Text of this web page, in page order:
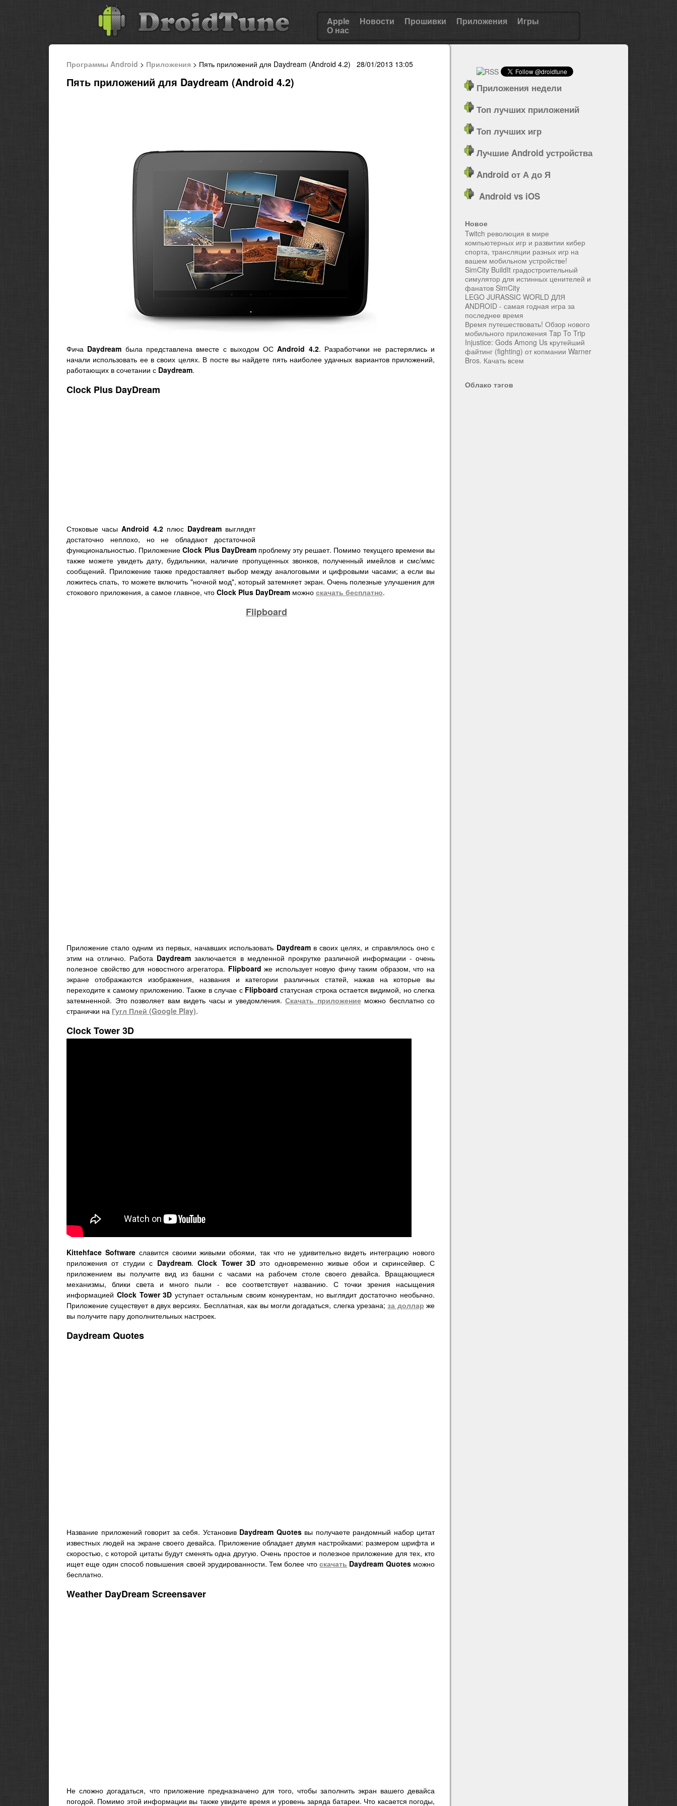
Apple Новости Прошивки Приложения Игры
О нас
Программы Android > Приложения > Пять приложений для Daydream (Android 4.2) 28/01/2013 13:05
Пять приложений для Daydream (Android 4.2)
Фича Daydream была представлена вместе с выходом ОСAndroid 4.2. Разработчики не растерялись и
начали использовать ее в своих целях. В посте вы найдете пять наиболее удачных вариантов приложений,
работающих в сочетании с Daydream.
Clock Plus DayDream
Стоковые часыAndroid 4.2плюс Daydreamвыглядят
достаточно неплохо, но не обладают достаточной
функциональностью. ПриложениеClock Plus DayDreamпроблему эту решает. Помимо текущего времени вы
также можете увидеть дату, будильники, наличие пропущенных звонков, полученный имейлов и смс/ммс
сообщений. Приложение также предоставляет выбор между аналоговыми и цифровыми часами; а если вы
ложитесь спать, то можете включить "ночной мод", который затемняет экран. Очень полезные улучшения для
стокового приложения, а самое главное, что Clock Plus DayDream можно скачать бесплатно.
Flipboard
Приложение стало одним из первых, начавших использовать Daydreamв своих целях, и справлялось оно с
этим на отлично. Работа Daydream заключается в медленной прокрутке различной информации - очень
полезное свойство для новостного агрегатора. Flipboard же использует новую фичу таким образом, что на
экране отображаются изображения, названия и категории различных статей, нажав на которые вы
переходите к самому приложению. Также в случае с Flipboard статусная строка остается видимой, но слегка
затемненной. Это позволяет вам видеть часы и уведомления. Скачать приложениеможно бесплатно со
странички на Гугл Плей (Google Play).
Clock Tower 3D
Kittehface Softwareславится своими живыми обоями, так что не удивительно видеть интеграцию нового
приложения от студии с Daydream.Clock Tower 3D это одновременно живые обои и скринсейвер. С
приложением вы получите вид из башни с часами на рабочем столе своего девайса. Вращающиеся
механизмы, блики света и много пыли - все соответствует названию. С точки зрения насыщения
информацией Clock Tower 3D уступает остальным своим конкурентам, но выглядит достаточно необычно.
Приложение существует в двух версиях. Бесплатная, как вы могли догадаться, слегка урезана;за доллар же
вы получите пару дополнительных настроек.
Daydream Quotes
Название приложений говорит за себя. Установив Daydream Quotesвы получаете рандомный набор цитат
известных людей на экране своего девайса. Приложение обладает двумя настройками: размером шрифта и
скоростью, с которой цитаты будут сменять одна другую. Очень простое и полезное приложение для тех, кто
ищет еще один способ повышения своей эрудированности. Тем более чтоскачать Daydream Quotesможно
бесплатно.
Weather DayDream Screensaver
Не сложно догадаться, что приложение предназначено для того, чтобы заполнить экран вашего девайса
погодой. Помимо этой информации вы также увидите время и уровень заряда батареи. Что касается погоды,
Приложения недели
Топ лучших приложений
Топ лучших игр
Лучшие Android устройства
Android от А до Я
Android vs iOS
Новое
Twitch революция в мире
компьютерных игр и развитии кибер
спорта, трансляции разных игр на
вашем мобильном устройстве!
SimCity BuildIt градостроительный
симулятор для истинных ценителей и
фанатов SimCity
LEGO JURASSIC WORLD ДЛЯ
ANDROID - самая годная игра за
последнее время
Время путешествовать! Обзор нового
мобильного приложения Tap To Trip
Injustice: Gods Among Us крутейший
файтинг (fighting) от копмании Warner
Bros. Качать всем
Облако тэгов